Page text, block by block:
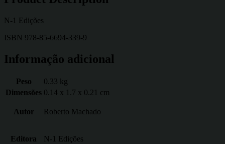
N-1 Edições
ISBN 978-85-6694-339-9
Informação adicional
Peso
0.33 kg
Dimensões 0.14 x 1.7 x 0.21 cm
Autor Roberto Machado
Editora N-1 Edições